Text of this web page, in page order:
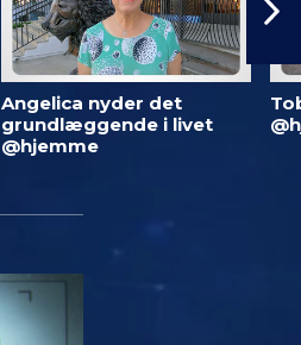
Angelica nyder det
grundlæggende i livet
@hjemme